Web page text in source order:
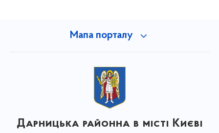
Мапа порталу
Дарницька районна в місті Києві